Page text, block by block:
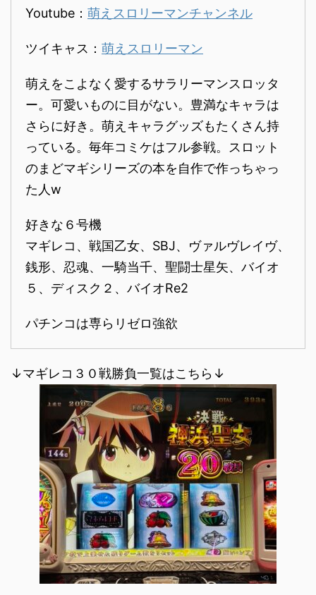
Youtube： 萌えスロリーマンチャンネル
ツイキャス： 萌えスロリーマン
萌えをこよなく愛するサラリーマンスロッタ
ー。可愛いものに目がない。豊満なキャラは
さらに好き。萌えキャラグッズもたくさん持
っている。毎年コミケはフル参戦。スロット
のまどマギシリーズの本を自作で作っちゃっ
た人w
好きな６号機
マギレコ、戦国乙女、SBJ、ヴァルヴレイヴ、
銭形、忍魂、一騎当千、聖闘士星矢、バイオ
５、ディスク２、バイオRe2
パチンコは専らリゼロ強欲
↓マギレコ３０戦勝負一覧はこちら↓